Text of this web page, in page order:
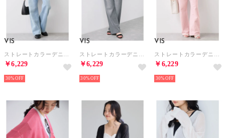
VIS
￥6,229
30%
VIS
￥6,229
30%
VIS
￥6,229
30%